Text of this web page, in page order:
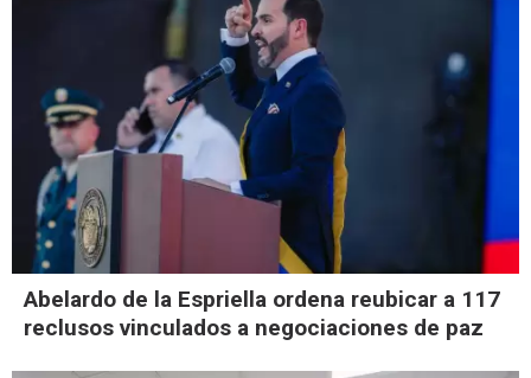
Abelardo de la Espriella ordena reubicar a 117
reclusos vinculados a negociaciones de paz